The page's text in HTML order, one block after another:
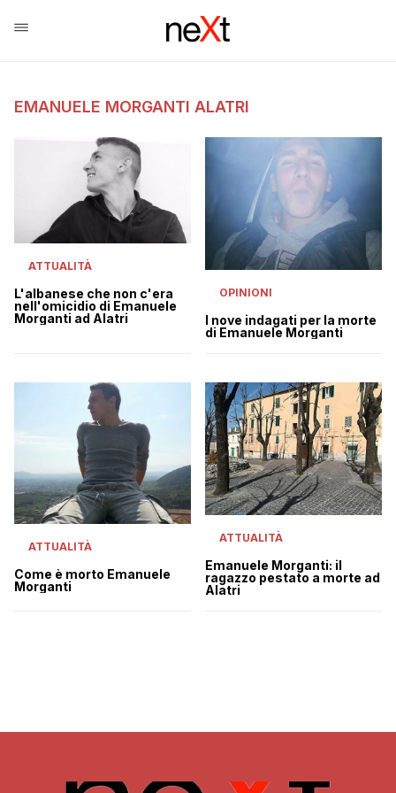
EMANUELE MORGANTI ALATRI
ATTUALITÀ
L'albanese che non c'era
nell'omicidio di Emanuele
Morganti ad Alatri
OPINIONI
I nove indagati per la morte
di Emanuele Morganti
ATTUALITÀ
Come è morto Emanuele
Morganti
ATTUALITÀ
Emanuele Morganti: il
ragazzo pestato a morte ad
Alatri